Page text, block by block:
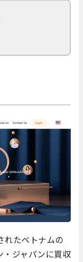
たベトナムの
・ジャパンに買収